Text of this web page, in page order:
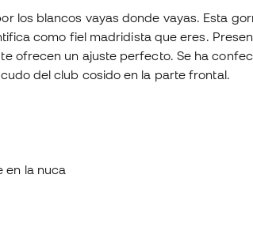
los blancos vayas donde vayas. Esta
como fiel madridista que eres.
ofrecen un ajuste perfecto. Se ha
del club cosido en la parte frontal.
en la nuca